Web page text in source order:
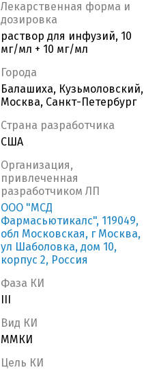
Лекарственная форма и
дозировка
раствор для инфузий, 10
мг/мл + 10 мг/мл
Города
Балашиха, Кузьмоловский,
Москва, Санкт-Петербург
Страна разработчика
США
Организация,
привлеченная
разработчиком ЛП
ООО "МСД
Фармасьютикалс", 119049,
обл Московская, г Москва,
ул Шаболовка, дом 10,
корпус 2, Россия
Фаза КИ
Вид КИ
ММКИ
Цель КИ